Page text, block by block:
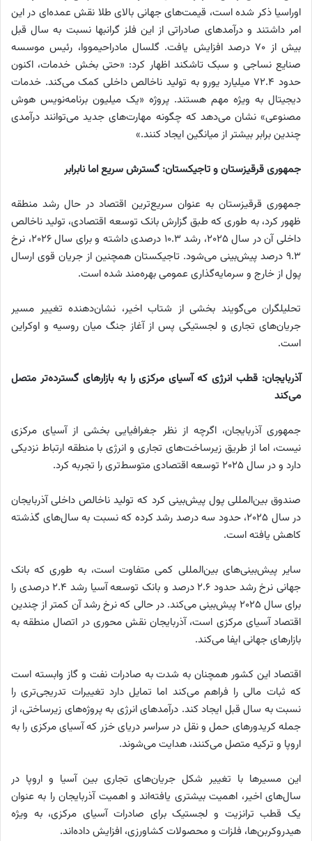
اوراسیا ذکر شده است، قیمت‌های جهانی بالای طلا نقش عمده‌ای در این
امر داشتند و درآمدهای صادراتی از این فلز گرانبها نسبت به سال قبل
بیش از ۷۰ درصد افزایش یافت. گلسال مادراحیمووا، رئیس موسسه
صنایع نساجی و سبک تاشکند اظهار کرد: «حتی بخش خدمات، اکنون
حدود ۷۲.۴ میلیارد یورو به تولید ناخالص داخلی کمک می‌کند. خدمات
دیجیتال به ویژه مهم هستند. پروژه «یک میلیون برنامه‌نویس هوش
مصنوعی» نشان می‌دهد که چگونه مهارت‌های جدید می‌توانند درآمدی
چندین برابر بیشتر از میانگین ایجاد کنند.»
جمهوری قرقیزستان و تاجیکستان: گسترش سریع اما نابرابر
جمهوری قرقیزستان به عنوان سریع‌ترین اقتصاد در حال رشد منطقه
ظهور کرد، به طوری که طبق گزارش بانک توسعه اقتصادی، تولید ناخالص
داخلی آن در سال ۲۰۲۵، رشد ۱۰.۳ درصدی داشته و برای سال ۲۰۲۶، نرخ
۹.۳ درصد پیش‌بینی می‌شود. تاجیکستان همچنین از جریان قوی ارسال
پول از خارج و سرمایه‌گذاری عمومی بهره‌مند شده است.
تحلیلگران می‌گویند بخشی از شتاب اخیر، نشان‌دهنده تغییر مسیر
جریان‌های تجاری و لجستیکی پس از آغاز جنگ میان روسیه و اوکراین
است.
آذربایجان: قطب انرژی که آسیای مرکزی را به بازارهای گسترده‌تر متصل
می‌کند
جمهوری آذربایجان، اگرچه از نظر جغرافیایی بخشی از آسیای مرکزی
نیست، اما از طریق زیرساخت‌های تجاری و انرژی با منطقه ارتباط نزدیکی
دارد و در سال ۲۰۲۵ توسعه اقتصادی متوسط‌تری را تجربه کرد.
صندوق بین‌المللی پول پیش‌بینی کرد که تولید ناخالص داخلی آذربایجان
در سال ۲۰۲۵، حدود سه درصد رشد کرده که نسبت به سال‌های گذشته
کاهش یافته است.
سایر پیش‌بینی‌های بین‌المللی کمی متفاوت است، به طوری که بانک
جهانی نرخ رشد حدود ۲.۶ درصد و بانک توسعه آسیا رشد ۲.۴ درصدی را
برای سال ۲۰۲۵ پیش‌بینی می‌کند. در حالی که نرخ رشد آن کمتر از چندین
اقتصاد آسیای مرکزی است، آذربایجان نقش محوری در اتصال منطقه به
بازارهای جهانی ایفا می‌کند.
اقتصاد این کشور همچنان به شدت به صادرات نفت و گاز وابسته است
که ثبات مالی را فراهم می‌کند اما تمایل دارد تغییرات تدریجی‌تری را
نسبت به سال قبل ایجاد کند. درآمدهای انرژی به پروژه‌های زیرساختی، از
جمله کریدورهای حمل و نقل در سراسر دریای خزر که آسیای مرکزی را به
اروپا و ترکیه متصل می‌کنند، هدایت می‌شوند.
این مسیرها با تغییر شکل جریان‌های تجاری بین آسیا و اروپا در
سال‌های اخیر، اهمیت بیشتری یافته‌اند و اهمیت آذربایجان را به عنوان
یک قطب ترانزیت و لجستیک برای صادرات آسیای مرکزی، به ویژه
هیدروکربن‌ها، فلزات و محصولات کشاورزی، افزایش داده‌اند.